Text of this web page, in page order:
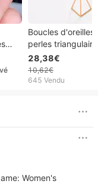
Boucles d'oreilles
perles
femmes, Design
personnalisé,
28,38€
10,62€
645 Vendu
Women's